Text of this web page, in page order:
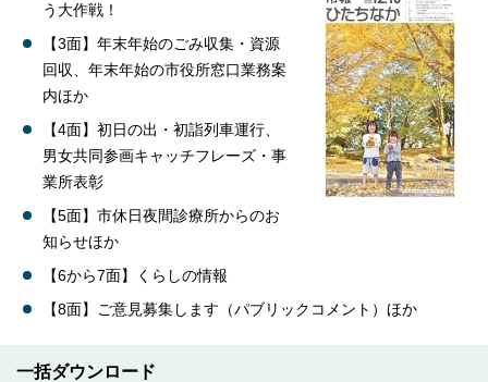
う大作戦！
【3面】年末年始のごみ収集・資源
回収、年末年始の市役所窓口業務案
内ほか
【4面】初日の出・初詣列車運行、
男女共同参画キャッチフレーズ・事
業所表彰
【5面】市休日夜間診療所からのお
知らせほか
【6から7面】くらしの情報
【8面】ご意見募集します（パブリックコメント）ほか
一括ダウンロード